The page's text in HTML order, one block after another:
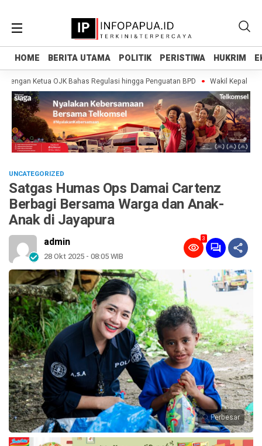
HOME BERITA UTAMA POLITIK PERISTIWA HUKRIM
HOME BERITA UTAMA POLITIK PERISTIWA HUKRIM
Ketua OJK Bahas Regulasi hingga Penguatan BPD Wakil Kepala
UNCATEGORIZED
Satgas Humas Ops Damai Cartenz
Berbagi Bersama Warga dan Anak-
Anak di Jayapura
admin
28 Okt 2025 - 08:05 WIB
3
Perbesar